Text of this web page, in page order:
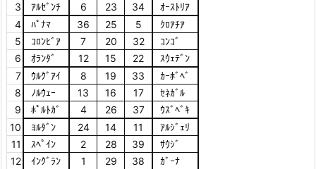
3
ｱﾙｾﾞﾝﾁ 6 23 34
ｵｰｽﾄﾘｱ
4
ﾊﾟﾅﾏ 36 25 5
ｸﾛｱﾁｱ
5
ｺﾛﾝﾋﾞｱ 7 20 32
ｺﾝｺﾞ
6
ｵﾗﾝﾀﾞ 12 15 22
ｽｳｪﾃﾞﾝ
7
ｳﾙｸﾞｱｲ 8 19 33
ｶｰﾎﾞﾍﾞ
8
ﾉﾙｳｪｰ 13 16 17
ｾﾈｶﾞﾙ
9
ﾎﾟﾙﾄｶﾞ 4 26 37
ｳｽﾞﾍﾞｷ
10
ﾖﾙﾀﾞﾝ 24 14 11
ｱﾙｼﾞｪﾘ
11
ｽﾍﾟｲﾝ 2 28 39
ｻｳｼﾞ
12
ｲﾝｸﾞﾗﾝ 1 29 38
ｶﾞｰﾅ